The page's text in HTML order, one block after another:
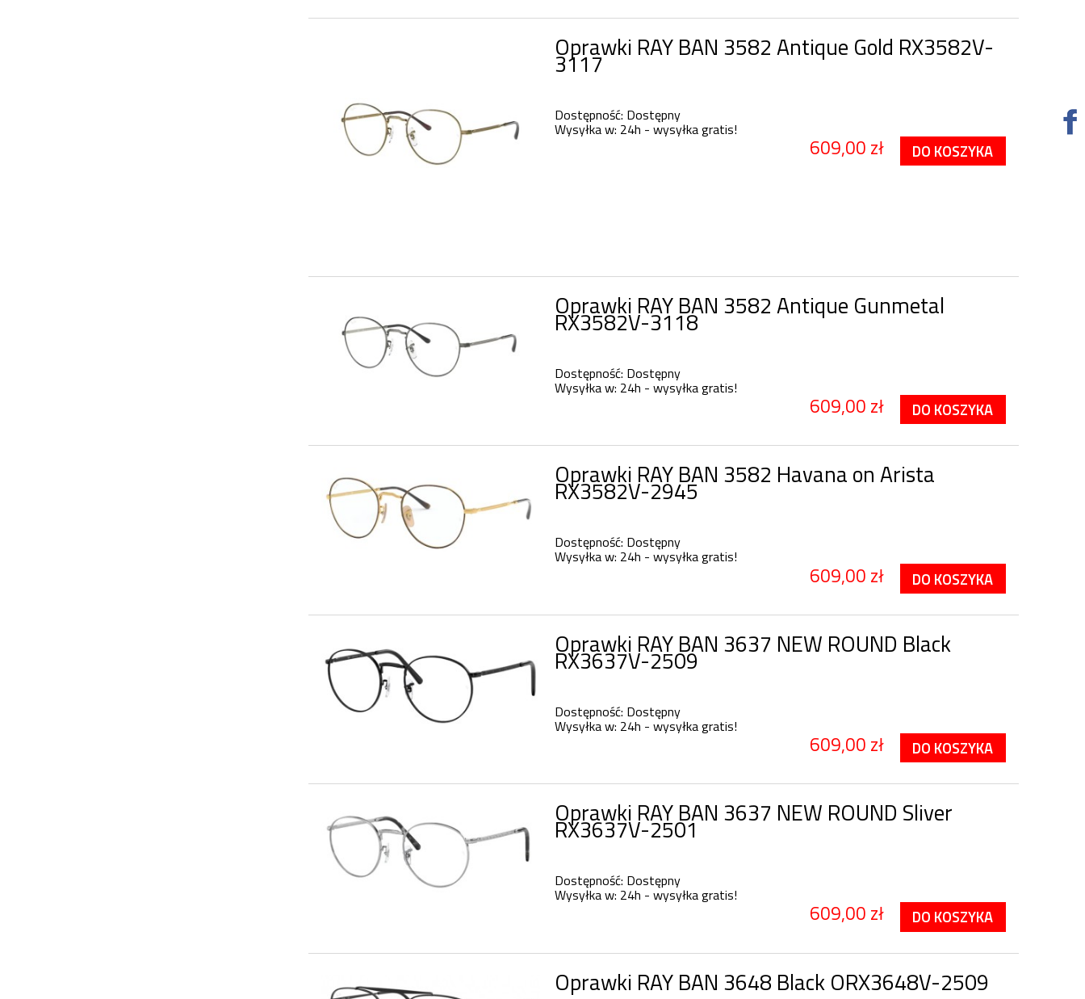
Oprawki RAY BAN 3582 Antique Gold RX3582V-
3117
Dostępność: Dostępny
Wysyłka w: 24h - wysyłka gratis!
609,00 zł DO KOSZYKA
Oprawki RAY BAN 3582 Antique Gunmetal
RX3582V-3118
Dostępność: Dostępny
Wysyłka w: 24h - wysyłka gratis!
609,00 zł DO KOSZYKA
Oprawki RAY BAN 3582 Havana on Arista
RX3582V-2945
Dostępność: Dostępny
Wysyłka w: 24h - wysyłka gratis!
609,00 zł DO KOSZYKA
Oprawki RAY BAN 3637 NEW ROUND Black
RX3637V-2509
Dostępność: Dostępny
Wysyłka w: 24h - wysyłka gratis!
609,00 zł DO KOSZYKA
Oprawki RAY BAN 3637 NEW ROUND Sliver
RX3637V-2501
Dostępność: Dostępny
Wysyłka w: 24h - wysyłka gratis!
609,00 zł DO KOSZYKA
Oprawki RAY BAN 3648 Black ORX3648V-2509